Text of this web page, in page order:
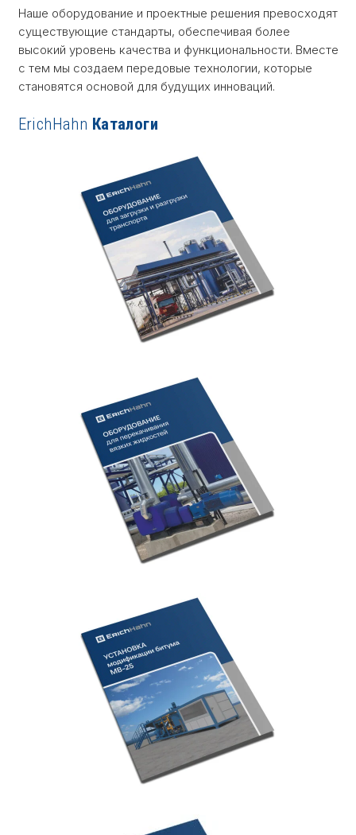
Наше оборудование и проектные решения превосходят
существующие стандарты, обеспечивая более
высокий уровень качества и функциональности. Вместе
с тем мы создаем передовые технологии, которые
становятся основой для будущих инноваций.
ErichHahn Каталоги